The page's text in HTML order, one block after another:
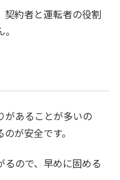
契約者と運転者の役割
があることが多いの
が安全です。
ので、早めに固める